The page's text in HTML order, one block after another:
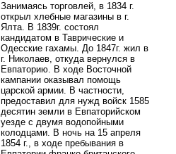
Занимаясь торговлей, в 1834 г.
открыл хлебные магазины в г.
Ялта. В 1839г. состоял
кандидатом в Таврические и
Одесские гахамы. До 1847г. жил в
г. Николаев, откуда вернулся в
Евпаторию. В ходе Восточной
кампании оказывал помощь
царской армии. В частности,
предоставил для нужд войск 1585
десятин земли в Евпаторийском
уезде с двумя водопойными
колодцами. В ночь на 15 апреля
1854 г., в ходе пребывания в